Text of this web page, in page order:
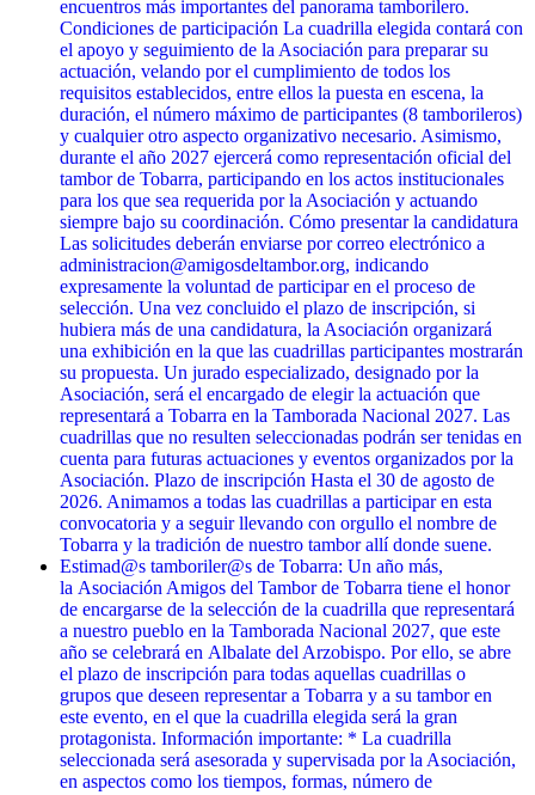
encuentros más importantes del panorama tamborilero.
Condiciones de participación La cuadrilla elegida contará con
el apoyo y seguimiento de la Asociación para preparar su
actuación, velando por el cumplimiento de todos los
requisitos establecidos, entre ellos la puesta en escena, la
duración, el número máximo de participantes (8 tamborileros)
y cualquier otro aspecto organizativo necesario. Asimismo,
durante el año 2027 ejercerá como representación oficial del
tambor de Tobarra, participando en los actos institucionales
para los que sea requerida por la Asociación y actuando
siempre bajo su coordinación. Cómo presentar la candidatura
Las solicitudes deberán enviarse por correo electrónico a
administracion@amigosdeltambor.org, indicando
expresamente la voluntad de participar en el proceso de
selección. Una vez concluido el plazo de inscripción, si
hubiera más de una candidatura, la Asociación organizará
una exhibición en la que las cuadrillas participantes mostrarán
su propuesta. Un jurado especializado, designado por la
Asociación, será el encargado de elegir la actuación que
representará a Tobarra en la Tamborada Nacional 2027. Las
cuadrillas que no resulten seleccionadas podrán ser tenidas en
cuenta para futuras actuaciones y eventos organizados por la
Asociación. Plazo de inscripción Hasta el 30 de agosto de
2026. Animamos a todas las cuadrillas a participar en esta
convocatoria y a seguir llevando con orgullo el nombre de
Tobarra y la tradición de nuestro tambor allí donde suene.
Estimad@s tamboriler@s de Tobarra: Un año más,
la Asociación Amigos del Tambor de Tobarra tiene el honor
de encargarse de la selección de la cuadrilla que representará
a nuestro pueblo en la Tamborada Nacional 2027, que este
año se celebrará en Albalate del Arzobispo. Por ello, se abre
el plazo de inscripción para todas aquellas cuadrillas o
grupos que deseen representar a Tobarra y a su tambor en
este evento, en el que la cuadrilla elegida será la gran
protagonista. Información importante: * La cuadrilla
seleccionada será asesorada y supervisada por la Asociación,
en aspectos como los tiempos, formas, número de